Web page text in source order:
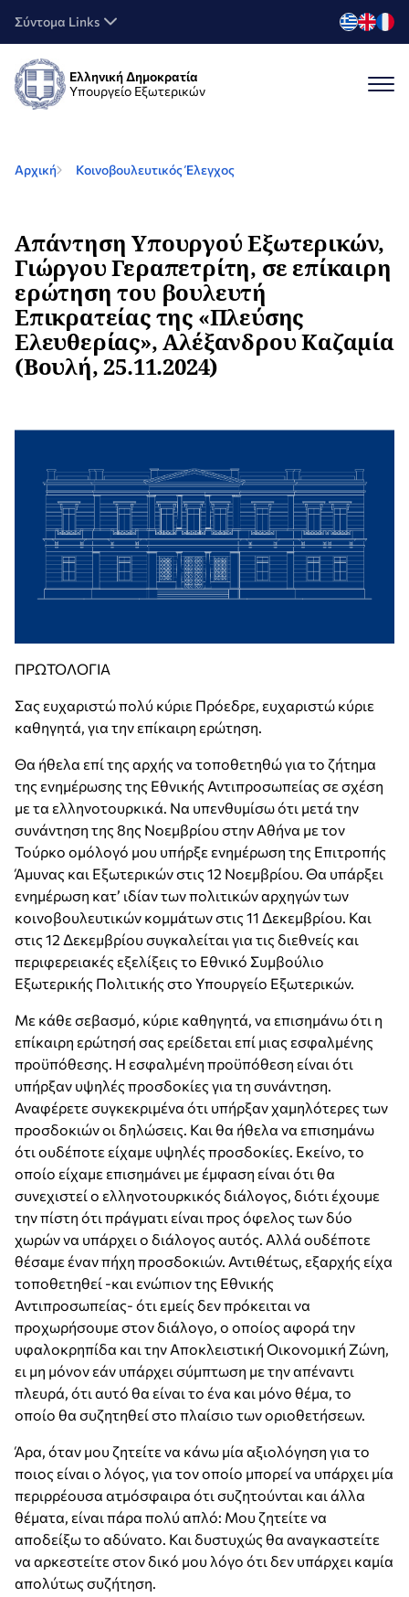
Σύντομα Links
Ελληνική Δημοκρατία
Υπουργείο Εξωτερικών
Αρχική Κοινοβουλευτικός Έλεγχος
Απάντηση Υπουργού Εξωτερικών,
Γιώργου Γεραπετρίτη, σε επίκαιρη
ερώτηση του βουλευτή
Επικρατείας της «Πλεύσης
Ελευθερίας», Αλέξανδρου Καζαμία
(Βουλή, 25.11.2024)
ΠΡΩΤΟΛΟΓΙΑ
Σας ευχαριστώ πολύ κύριε Πρόεδρε, ευχαριστώ κύριε
καθηγητά, για την επίκαιρη ερώτηση.
Θα ήθελα επί της αρχής να τοποθετηθώ για το ζήτημα
της ενημέρωσης της Εθνικής Αντιπροσωπείας σε σχέση
με τα ελληνοτουρκικά. Να υπενθυμίσω ότι μετά την
συνάντηση της 8ης Νοεμβρίου στην Αθήνα με τον
Τούρκο ομόλογό μου υπήρξε ενημέρωση της Επιτροπής
Άμυνας και Εξωτερικών στις 12 Νοεμβρίου. Θα υπάρξει
ενημέρωση κατ’ ιδίαν των πολιτικών αρχηγών των
κοινοβουλευτικών κομμάτων στις 11 Δεκεμβρίου. Και
στις 12 Δεκεμβρίου συγκαλείται για τις διεθνείς και
περιφερειακές εξελίξεις το Εθνικό Συμβούλιο
Εξωτερικής Πολιτικής στο Υπουργείο Εξωτερικών.
Με κάθε σεβασμό, κύριε καθηγητά, να επισημάνω ότι η
επίκαιρη ερώτησή σας ερείδεται επί μιας εσφαλμένης
προϋπόθεσης. Η εσφαλμένη προϋπόθεση είναι ότι
υπήρξαν υψηλές προσδοκίες για τη συνάντηση.
Αναφέρετε συγκεκριμένα ότι υπήρξαν χαμηλότερες των
προσδοκιών οι δηλώσεις. Και θα ήθελα να επισημάνω
ότι ουδέποτε είχαμε υψηλές προσδοκίες. Εκείνο, το
οποίο είχαμε επισημάνει με έμφαση είναι ότι θα
συνεχιστεί ο ελληνοτουρκικός διάλογος, διότι έχουμε
την πίστη ότι πράγματι είναι προς όφελος των δύο
χωρών να υπάρχει ο διάλογος αυτός. Αλλά ουδέποτε
θέσαμε έναν πήχη προσδοκιών. Αντιθέτως, εξαρχής είχα
τοποθετηθεί -και ενώπιον της Εθνικής
Αντιπροσωπείας- ότι εμείς δεν πρόκειται να
προχωρήσουμε στον διάλογο, ο οποίος αφορά την
υφαλοκρηπίδα και την Αποκλειστική Οικονομική Ζώνη,
ει μη μόνον εάν υπάρχει σύμπτωση με την απέναντι
πλευρά, ότι αυτό θα είναι το ένα και μόνο θέμα, το
οποίο θα συζητηθεί στο πλαίσιο των οριοθετήσεων.
Άρα, όταν μου ζητείτε να κάνω μία αξιολόγηση για το
ποιος είναι ο λόγος, για τον οποίο μπορεί να υπάρχει μία
περιρρέουσα ατμόσφαιρα ότι συζητούνται και άλλα
θέματα, είναι πάρα πολύ απλό: Μου ζητείτε να
αποδείξω το αδύνατο. Και δυστυχώς θα αναγκαστείτε
να αρκεστείτε στον δικό μου λόγο ότι δεν υπάρχει καμία
απολύτως συζήτηση.